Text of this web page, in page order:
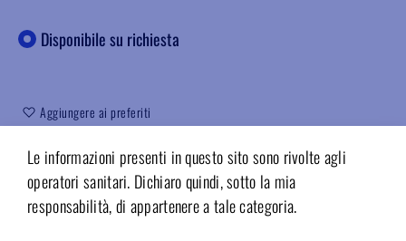
Le informazioni presenti in questo sito sono rivolte agli
operatori sanitari. Dichiaro quindi, sotto la mia
responsabilità, di appartenere a tale categoria.
Disponibile su richiesta
Aggiungere ai preferiti
Codice:DE3.11KP